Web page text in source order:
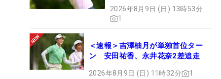
2026年8月9日 (日) 13時53分
1
＜速報＞吉澤柚月が単独首位ター
ン 安田祐香、永井花奈2差追走
2026年8月9日 (日) 11時32分 1